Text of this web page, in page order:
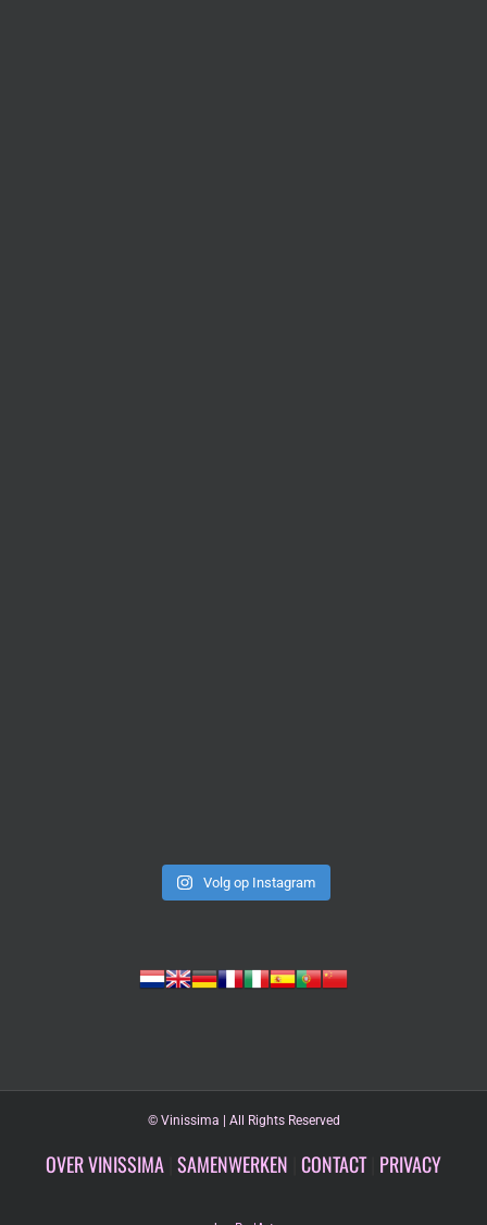
Volg op Instagram
© Vinissima | All Rights Reserved
OVER VINISSIMA SAMENWERKEN CONTACT| PRIVACY